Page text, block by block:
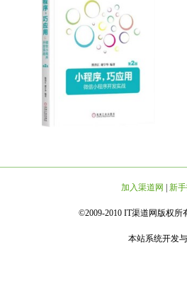
加入渠道网 新
©2009-2010 IT渠道网版权所
本站系统开发